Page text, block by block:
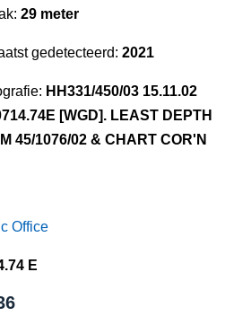
29 meter
gedetecteerd: 2021
HH331/450/03 15.11.02
[WGD]. LEAST DEPTH
45/1076/02 & CHART COR'N
Office
E